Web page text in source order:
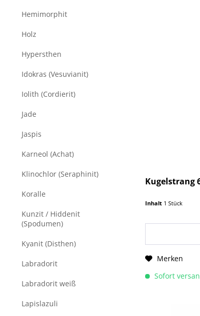
Hemimorphit
Holz
Hypersthen
Idokras (Vesuvianit)
Iolith (Cordierit)
Jade
Jaspis
Karneol (Achat)
Klinochlor (Seraphinit)
Koralle
Kunzit / Hiddenit
(Spodumen)
Kyanit (Disthen)
Labradorit
Labradorit weiß
Lapislazuli
Kugelstrang
Inhalt 1 Stück
Merken
Sofort